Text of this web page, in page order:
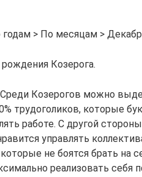
годам > По месяцам >
Козерога.
Козерогов можно
трудоголиков, которые
работе. С другой
управлять
не боятся брать на
реализовать себя